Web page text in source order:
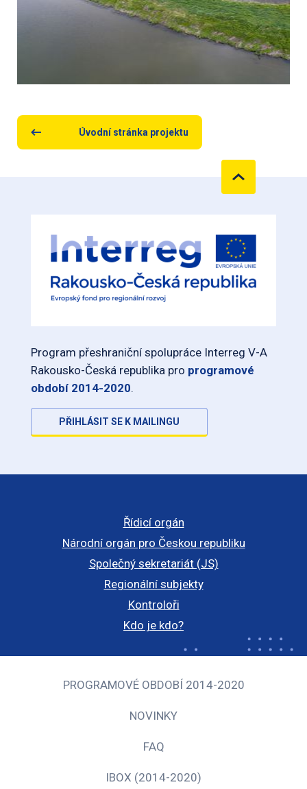
Úvodní stránka projektu
Program přeshraniční spolupráce Interreg V-A
Rakousko-Česká republika pro programové
období 2014-2020.
PŘIHLÁSIT SE K MAILINGU
Řídicí orgán
Národní orgán pro Českou republiku
Společný sekretariát (JS)
Regionální subjekty
Kontroloři
Kdo je kdo?
PROGRAMOVÉ OBDOBÍ 2014-2020
NOVINKY
FAQ
IBOX (2014-2020)